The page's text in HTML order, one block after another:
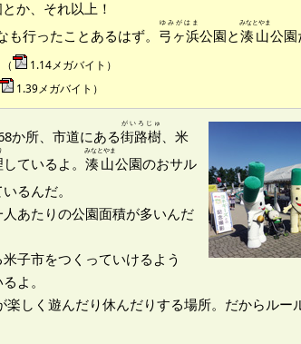
か、それ以上！
も行ったことあるはず。 弓ヶ浜
ゆみがはま
公園と湊山
みなとやま
公園
（ 1.14メガバイト）
1.39メガバイト）
か所、市道にある街路樹
がいろじゅ
、米
しているよ。 湊山
みなとやま
公園のおサル
るんだ。
あたりの公園面積が多いんだ
子市をつくっていけるよう
よ。
しく遊んだり休んだりする場所。だからルー